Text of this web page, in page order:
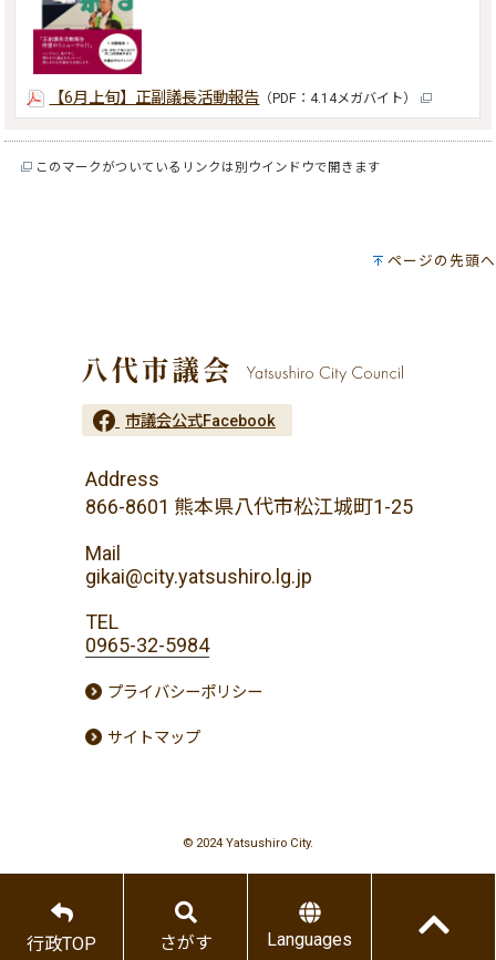
【6月上旬】正副議長活動報告 （PDF：4.14メガバイト）
このマークがついているリンクは別ウインドウで開きます
ページの先頭へ
市議会公式Facebook
Address
866-8601 熊本県八代市松江城町1-25
Mail
gikai@city.yatsushiro.lg.jp
TEL
0965-32-5984
プライバシーポリシー
サイトマップ
© 2024 Yatsushiro City.
行政TOP さがす Languages